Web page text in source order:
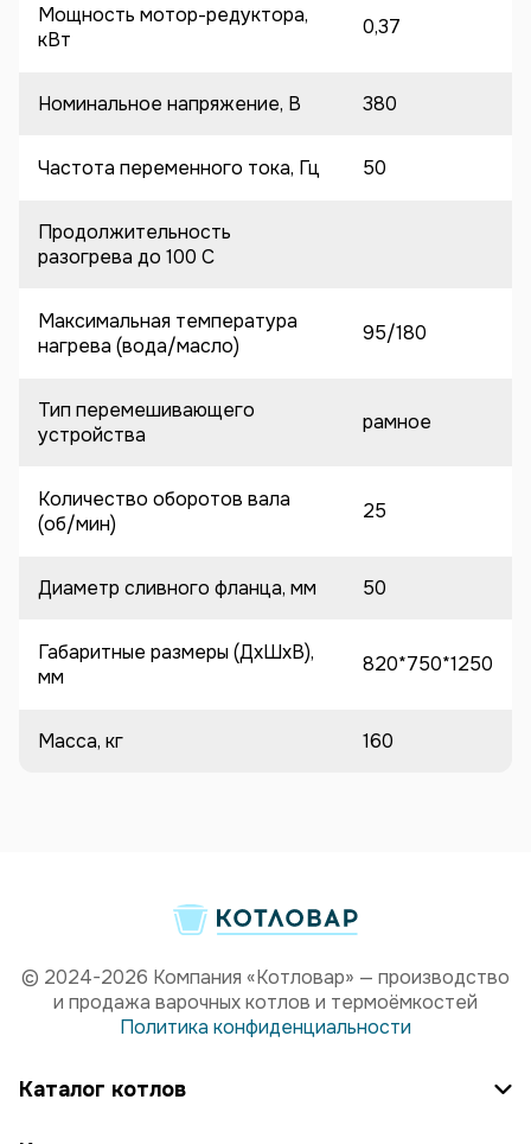
Мощность мотор-редуктора,
кВт
0,37
Номинальное напряжение, В 380
Частота переменного тока, Гц 50
Продолжительность
разогрева до 100 C
Максимальная температура
нагрева (вода/масло)
95/180
Тип перемешивающего
устройства
рамное
Количество оборотов вала
(об/мин)
25
Диаметр сливного фланца, мм 50
Габаритные размеры (ДхШхВ),
мм
820*750*1250
Масса, кг 160
© 2024-2026 Компания «Котловар» — производство
и продажа варочных котлов и термоёмкостей
Политика конфиденциальности
Каталог котлов